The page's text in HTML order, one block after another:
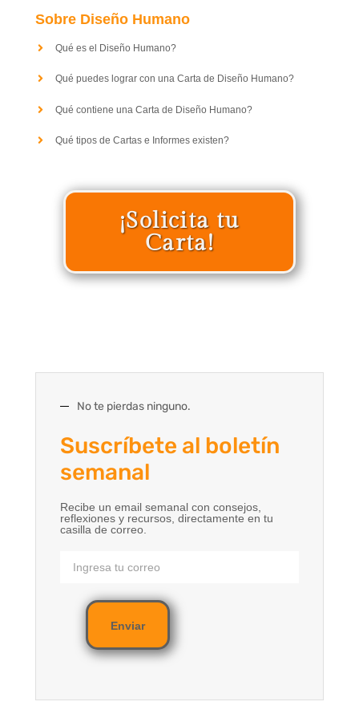
Sobre Diseño Humano
Qué es el Diseño Humano?
Qué puedes lograr con una Carta de Diseño Humano?
Qué contiene una Carta de Diseño Humano?
Qué tipos de Cartas e Informes existen?
¡Solicita tu
Carta!
No te pierdas ninguno.
Suscríbete al boletín
semanal
Recibe un email semanal con consejos,
reflexiones y recursos, directamente en tu
casilla de correo.
Enviar